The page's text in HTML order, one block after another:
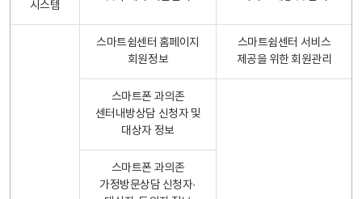
시스템
스마트쉼센터 홈페이지
회원정보
스마트쉼센터 서비스
제공을 위한 회원관리
스마트폰 과의존
센터내방상담 신청자 및
대상자 정보
스마트폰 과의존
가정방문상담 신청자·